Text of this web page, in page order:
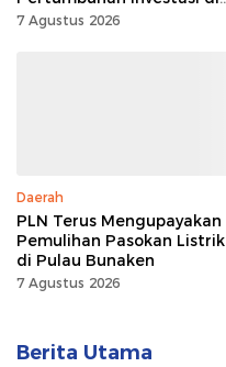
Sulut
7 Agustus 2026
Daerah
PLN Terus Mengupayakan
Pemulihan Pasokan Listrik
di Pulau Bunaken
7 Agustus 2026
Berita Utama